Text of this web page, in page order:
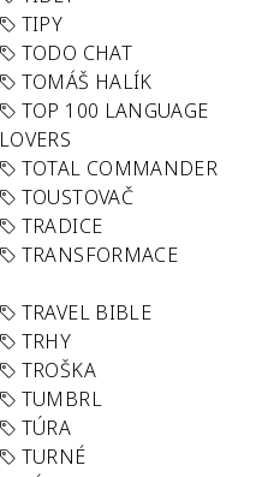
TIPY
TODO CHAT
TOMÁŠ HALÍK
TOP 100 LANGUAGE
LOVERS
TOTAL COMMANDER
TOUSTOVAČ
TRADICE
TRANSFORMACE
TRAVEL BIBLE
TRHY
TROŠKA
TUMBRL
TÚRA
TURNÉ